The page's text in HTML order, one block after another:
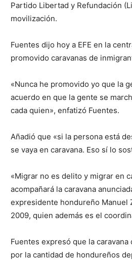
Partido Libertad y Refundación
movilización.
Fuentes dijo hoy a EFE en la
promovido caravanas de
«Nunca he promovido yo que la
acuerdo en que la gente se
cada quien», enfatizó Fuentes.
Añadió que «si la persona está
se vaya en caravana. Eso sí lo
«Migrar no es delito y migrar en
acompañará la caravana
expresidente hondureño Manuel
2009, quien además es el
Fuentes expresó que la
por la cantidad de hondureños